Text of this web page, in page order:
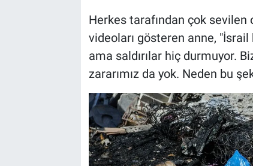
Herkes tarafından çok
videoları gösteren anne,
ama saldırılar hiç durmuyor.
zararımız da yok. Neden bu